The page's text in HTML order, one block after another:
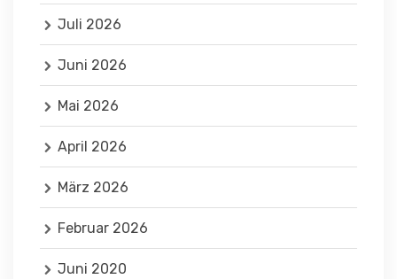
Juli 2026
Juni 2026
Mai 2026
April 2026
März 2026
Februar 2026
Juni 2020